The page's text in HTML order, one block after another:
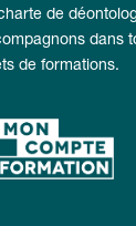
de
dans
de formations.